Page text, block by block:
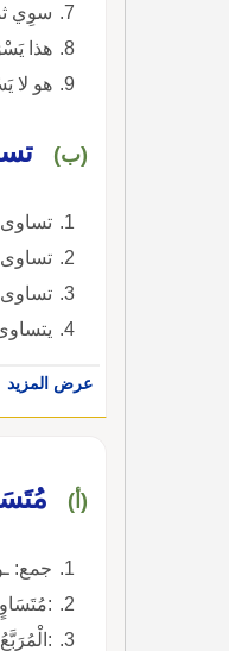
سوِي
هذا
هو لا
(ب)
تساوى
تساوى
تساوى
عرض المزيد
(أ)
جمع: